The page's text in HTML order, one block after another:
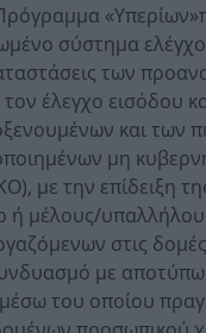
σύστημα
των
έλεγχο εισόδου
και των
μη
με την επίδειξη
ή μέλους/
στις
με
του οποίου